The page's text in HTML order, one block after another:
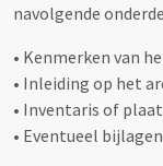
navolgende
• Kenmerken van
• Inleiding op het
• Inventaris of
• Eventueel bijlagen